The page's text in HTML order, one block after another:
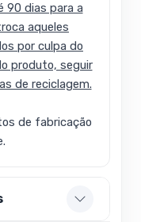
90 dias para a
aqueles
por culpa do
produto, seguir
de reciclagem.
de fabricação